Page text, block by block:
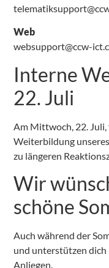
Web
websupport@ccw-
Interne
22. Juli
Am Mittwoch, 22.
Weiterbildung
zu längeren
Wir
schöne
Auch während der
und unterstützen dich
Anliegen.